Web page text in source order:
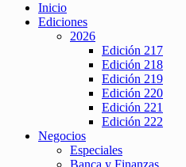
Inicio
Ediciones
2026
Edición 217
Edición 218
Edición 219
Edición 220
Edición 221
Edición 222
Negocios
Especiales
Banca y Finanzas